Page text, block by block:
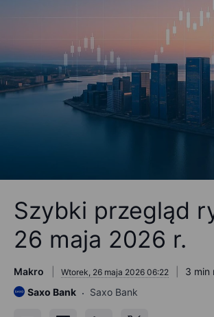
Szybki przegląd
26 maja 2026 r.
Makro Wtorek, 26 maja 2026 06:22
3 min
Saxo Bank
Saxo Bank